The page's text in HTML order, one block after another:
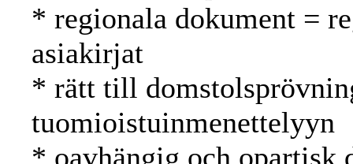
* regionala dokument =
asiakirjat
* rätt till
tuomioistuinmenettelyyn
* oavhängig och opartisk